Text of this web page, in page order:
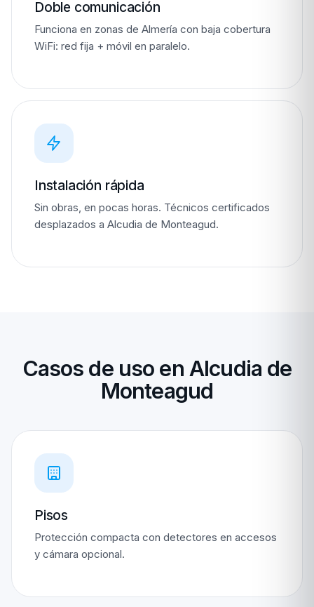
Doble comunicación
Funciona en zonas de Almería con baja cobertura
WiFi: red fija + móvil en paralelo.
Instalación rápida
Sin obras, en pocas horas. Técnicos certificados
desplazados a Alcudia de Monteagud.
Casos de uso en Alcudia de
Monteagud
Pisos
Protección compacta con detectores en accesos
y cámara opcional.